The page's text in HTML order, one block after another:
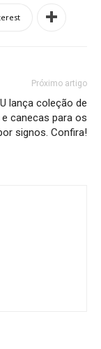
Próximo artigo
lança coleção de
canecas para os
signos. Confira!